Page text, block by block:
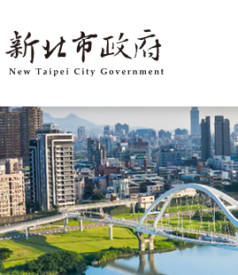
新北介
紹
地理氣候
人口概況
市府團
隊
市府組織
市政府
市府
耀
市政新聞 新聞花
市府徵才 網站瀏
施政計畫 施政
新北市SDGs網站 法規
市民申辦/申訴等查
詢
申辦
路平報馬仔 福利
熱門
動物認養
公設認養
網站連結
生育
孕
生
身